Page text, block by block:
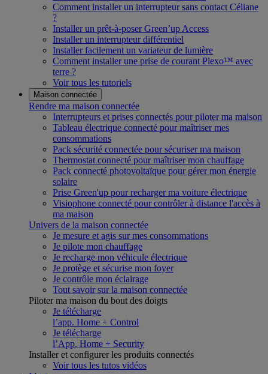
Comment installer un interrupteur sans contact Céliane
?
Installer un prêt-à-poser Green’up Access
Installer un interrupteur différentiel
Installer facilement un variateur de lumière
Comment installer une prise de courant Plexo™ avec
terre ?
Voir tous les tutoriels
Maison connectée
Rendre ma maison connectée
Interrupteurs et prises connectés pour piloter ma maison
Tableau électrique connecté pour maîtriser mes
consommations
Pack sécurité connectée pour sécuriser ma maison
Thermostat connecté pour maîtriser mon chauffage
Pack connecté photovoltaïque pour gérer mon énergie
solaire
Prise Green'up pour recharger ma voiture électrique
Visiophone connecté pour contrôler à distance l'accès à
ma maison
Univers de la maison connectée
Je mesure et agis sur mes consommations
Je pilote mon chauffage
Je recharge mon véhicule électrique
Je protège et sécurise mon foyer
Je contrôle mon éclairage
Tout savoir sur la maison connectée
Piloter ma maison du bout des doigts
Je télécharge
l’app. Home + Control
Je télécharge
l’App. Home + Security
Installer et configurer les produits connectés
Voir tous les tutos vidéos